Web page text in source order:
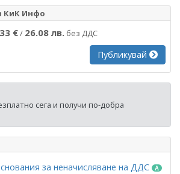
КиК Инфо
€/ 26.08 лв. без ДДС
Публикувай
сега и получи по-добра
за неначисляване на ДДС